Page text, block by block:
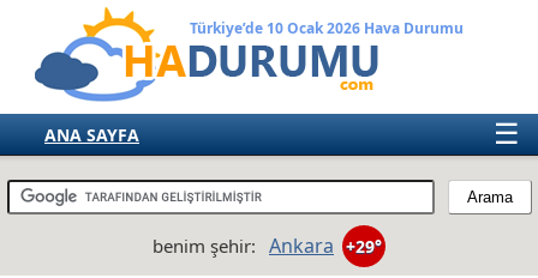
Türkiye’de 10 Ocak 2026 Hava Durumu
☰
ANA SAYFA
TÜRKİYE
AVRUPA
benim şehir: Ankara +29°